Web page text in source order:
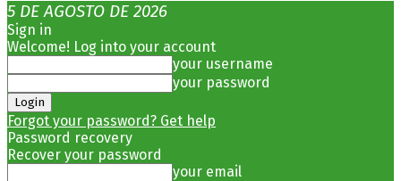
5 DE AGOSTO DE 2026
Sign in
Welcome! Log into your account
your username
your password
Forgot your password? Get help
Password recovery
Recover your password
your email